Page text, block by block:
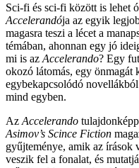
Sci-fi és sci-fi között is lehet
Accelerandója az egyik
magasra teszi a lécet a
témában, ahonnan egy jó
mi is az Accelerando? Egy
okozó látomás, egy önmagát
egybekapcsolódó
mind egyben.
Az Accelerando
Asimov’s Scince Fiction
gyűjteménye, amik az írások
veszik fel a fonalat, és